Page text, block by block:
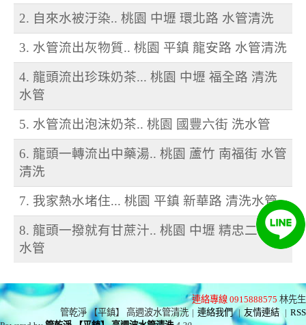
2. 自來水被汙染.. 桃園 中壢 環北路 水管清洗
3. 水管流出灰物質.. 桃園 平鎮 龍安路 水管清洗
4. 龍頭流出珍珠奶茶... 桃園 中壢 福全路 清洗
水管
5. 水管流出泡沫奶茶.. 桃園 國豐六街 洗水管
6. 龍頭一轉流出中藥湯.. 桃園 蘆竹 南福街 水管
清洗
7. 我家熱水堵住... 桃園 平鎮 新華路 清洗水管
8. 龍頭一撥就有甘蔗汁.. 桃園 中壢 精忠二街 洗
水管
連絡專線 0915888575 林先生
管乾淨 【平鎮】 高週波水管清洗 | 連絡我們 | 友情連結 | RSS